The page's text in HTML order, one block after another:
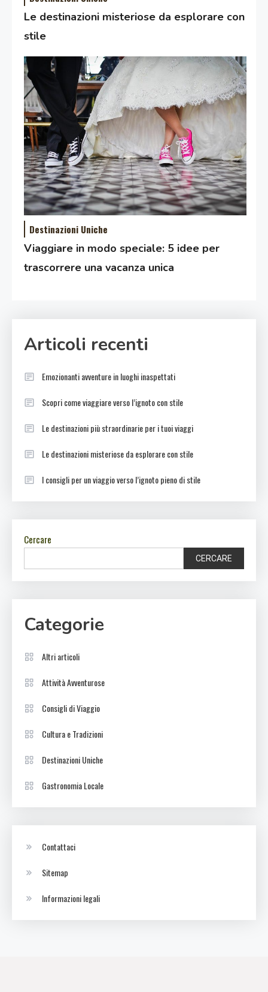
Le destinazioni misteriose da esplorare con
stile
Destinazioni Uniche
Viaggiare in modo speciale: 5 idee per
trascorrere una vacanza unica
Articoli recenti
Emozionanti avventure in luoghi inaspettati
Scopri come viaggiare verso l’ignoto con stile
Le destinazioni più straordinarie per i tuoi viaggi
Le destinazioni misteriose da esplorare con stile
I consigli per un viaggio verso l’ignoto pieno di stile
Cercare
CERCARE
Categorie
Altri articoli
Attività Avventurose
Consigli di Viaggio
Cultura e Tradizioni
Destinazioni Uniche
Gastronomia Locale
Contattaci
Sitemap
Informazioni legali